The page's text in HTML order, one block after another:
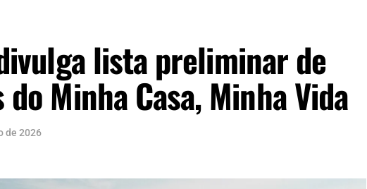
lista preliminar de
Minha Casa, Minha Vida
de 2026